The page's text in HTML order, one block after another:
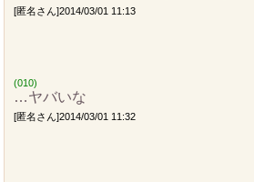
[匿名さん]2014/03/01 11:13
(010)
…ヤバいな
[匿名さん]2014/03/01 11:32